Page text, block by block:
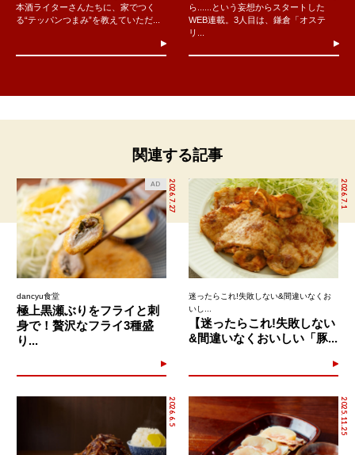
本酒ライターさんたちに、家でつく
る“テッパンつまみ”を教えていただ...
ら......という妄想からスタートした
WEB連載。3人目は、鎌倉「オステ
リ...
関連する記事
2026.7.27
AD
dancyu食堂
極上黒瀬ぶりをフライと刺
身で！贅沢なフライ3種盛
り...
2026.7.1
迷ったらこれ!失敗しない&間違いなくお
いし...
【迷ったらこれ!失敗しない
&間違いなくおいしい「豚...
2026.6.5 2025.11.25